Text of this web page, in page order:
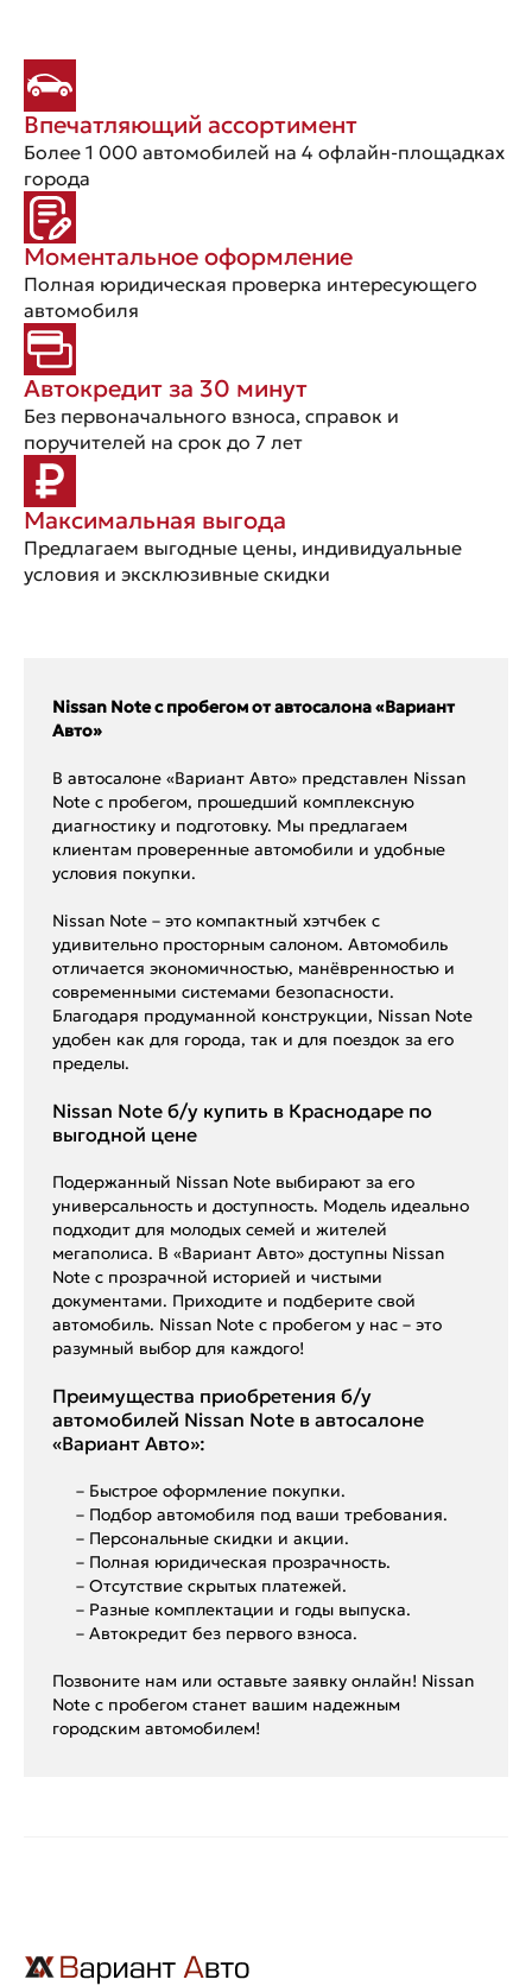
Впечатляющий ассортимент
Более 1 000 автомобилей на 4 офлайн-площадках
города
Моментальное оформление
Полная юридическая проверка интересующего
автомобиля
Автокредит за 30 минут
Без первоначального взноса, справок и
поручителей на срок до 7 лет
Максимальная выгода
Предлагаем выгодные цены, индивидуальные
условия и эксклюзивные скидки
Nissan Note с пробегом от автосалона «Вариант
Авто»
В автосалоне «Вариант Авто» представлен Nissan
Note с пробегом, прошедший комплексную
диагностику и подготовку. Мы предлагаем
клиентам проверенные автомобили и удобные
условия покупки.
Nissan Note – это компактный хэтчбек с
удивительно просторным салоном. Автомобиль
отличается экономичностью, манёвренностью и
современными системами безопасности.
Благодаря продуманной конструкции, Nissan Note
удобен как для города, так и для поездок за его
пределы.
Nissan Note б/у купить в Краснодаре по
выгодной цене
Подержанный Nissan Note выбирают за его
универсальность и доступность. Модель идеально
подходит для молодых семей и жителей
мегаполиса. В «Вариант Авто» доступны Nissan
Note с прозрачной историей и чистыми
документами. Приходите и подберите свой
автомобиль. Nissan Note с пробегом у нас – это
разумный выбор для каждого!
Преимущества приобретения б/у
автомобилей Nissan Note в автосалоне
«Вариант Авто»:
– Быстрое оформление покупки.
– Подбор автомобиля под ваши требования.
– Персональные скидки и акции.
– Полная юридическая прозрачность.
– Отсутствие скрытых платежей.
– Разные комплектации и годы выпуска.
– Автокредит без первого взноса.
Позвоните нам или оставьте заявку онлайн! Nissan
Note с пробегом станет вашим надежным
городским автомобилем!